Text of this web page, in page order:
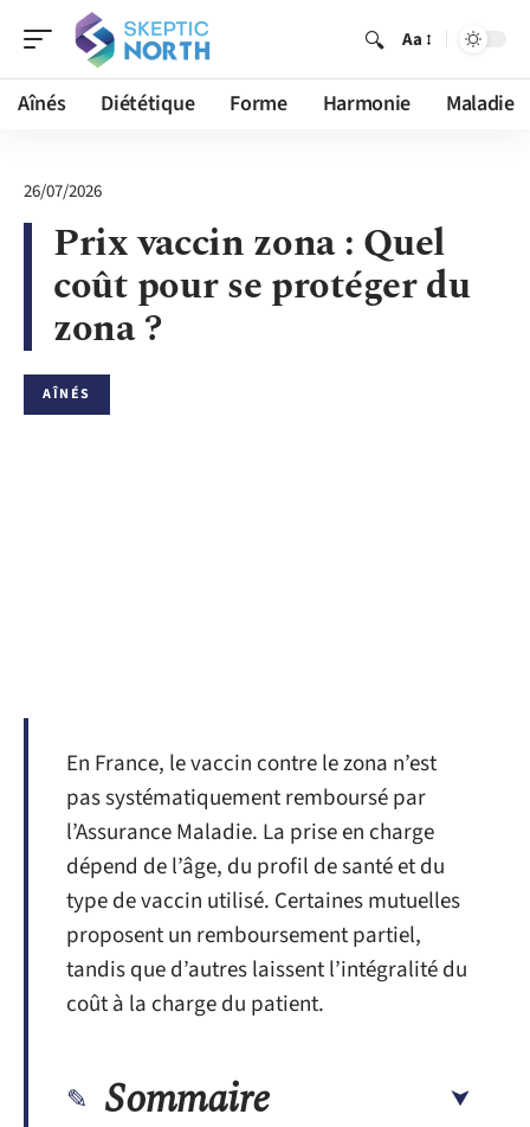
Aa
Aînés Diététique Forme Harmonie Maladie
26/07/2026
Prix vaccin zona : Quel
coût pour se protéger du
zona ?
AÎNÉS
En France, le vaccin contre le zona n’est
pas systématiquement remboursé par
l’Assurance Maladie. La prise en charge
dépend de l’âge, du profil de santé et du
type de vaccin utilisé. Certaines mutuelles
proposent un remboursement partiel,
tandis que d’autres laissent l’intégralité du
coût à la charge du patient.
Sommaire